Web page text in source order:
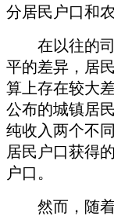
分居民户口和
在以往的
平的差异，居
算上存在较大
公布的城镇居
纯收入两个不
居民户口获得
户口。
然而，随